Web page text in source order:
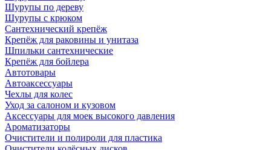
Шурупы по дереву
Шурупы с крюком
Сантехнический крепёж
Крепёж для раковины и унитаза
Шпильки сантехнические
Крепёж для бойлера
Автотовары
Автоаксессуары
Чехлы для колес
Уход за салоном и кузовом
Аксессуары для моек высокого давления
Ароматизаторы
Очистители и полироли для пластика